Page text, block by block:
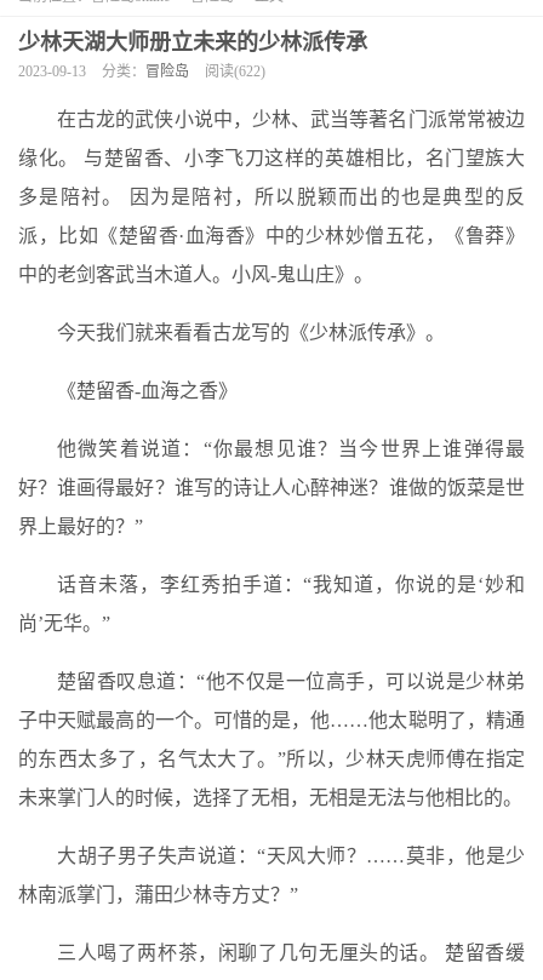
少林天湖大师册立未来的少林派传承
2023-09-13 分类： 冒险岛 阅读(622)
在古龙的武侠小说中，少林、武当等著名门派常常被边
缘化。 与楚留香、小李飞刀这样的英雄相比，名门望族大
多是陪衬。 因为是陪衬，所以脱颖而出的也是典型的反
派，比如《楚留香·血海香》中的少林妙僧五花，《鲁莽》
中的老剑客武当木道人。小风-鬼山庄》。
今天我们就来看看古龙写的《少林派传承》。
《楚留香-血海之香》
他微笑着说道：“你最想见谁？当今世界上谁弹得最
好？谁画得最好？谁写的诗让人心醉神迷？谁做的饭菜是世
界上最好的？”
话音未落，李红秀拍手道：“我知道，你说的是‘妙和
尚’无华。”
楚留香叹息道：“他不仅是一位高手，可以说是少林弟
子中天赋最高的一个。可惜的是，他……他太聪明了，精通
的东西太多了，名气太大了。”所以，少林天虎师傅在指定
未来掌门人的时候，选择了无相，无相是无法与他相比的。
大胡子男子失声说道：“天风大师？……莫非，他是少
林南派掌门，蒲田少林寺方丈？”
三人喝了两杯茶，闲聊了几句无厘头的话。 楚留香缓